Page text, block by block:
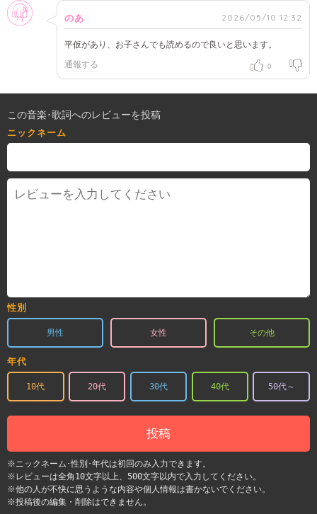
女性
のあ 2026/05/10 12:32
平仮があり、お子さんでも読めるので良いと思います。
通報する 0
この音楽･歌詞へのレビューを投稿
ニックネーム
性別
男性 女性 その他
年代
10代 20代 30代 40代 50代～
投稿
※ニックネーム･性別･年代は初回のみ入力できます。
※レビューは全角10文字以上、500文字以内で入力してください。
※他の人が不快に思うような内容や個人情報は書かないでください。
※投稿後の編集・削除はできません。